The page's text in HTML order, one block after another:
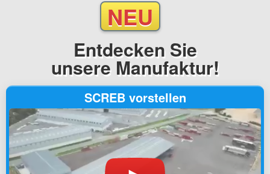
NEU
Entdecken Sie
unsere Manufaktur!
SCREB vorstellen